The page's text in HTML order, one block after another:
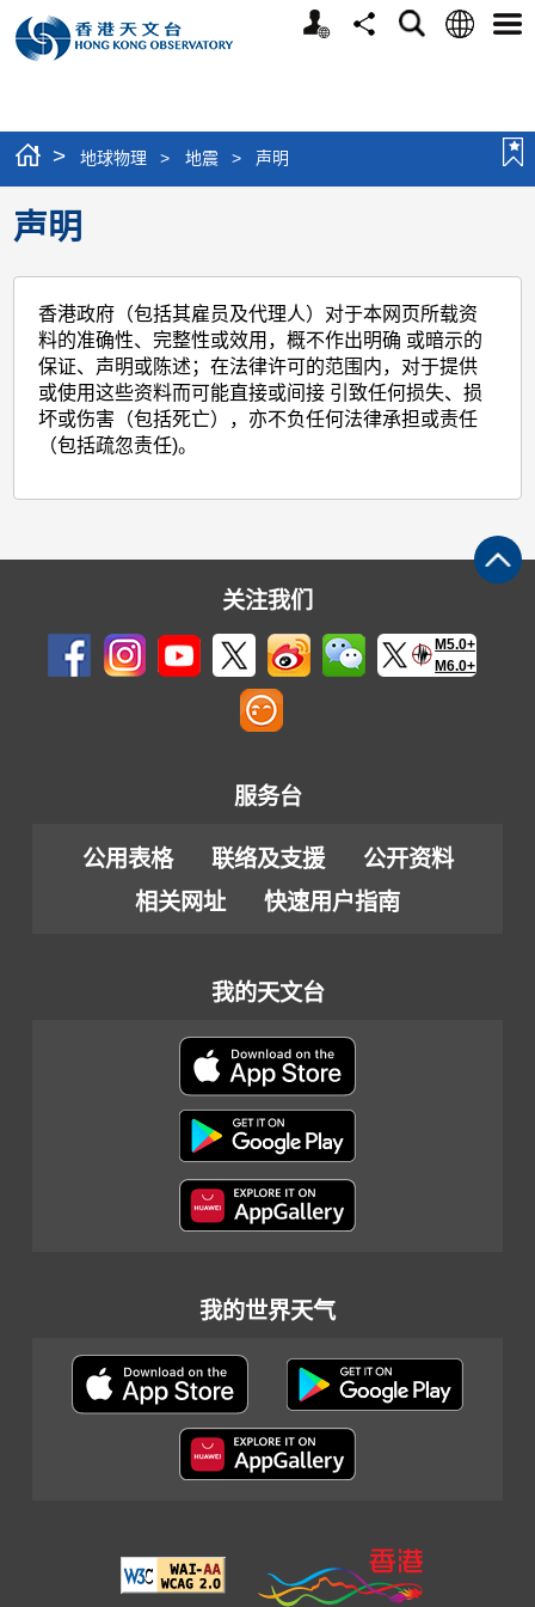
个
分
搜
语
选
> 地球物理 > 地震 > 声明
声明
香港政府（包括其雇员及代理人）对于本网页所载资
料的准确性、完整性或效用，概不作出明确 或暗示的
保证、声明或陈述；在法律许可的范围内，对于提供
或使用这些资料而可能直接或间接 引致任何损失、损
坏或伤害（包括死亡），亦不负任何法律承担或责任
（包括疏忽责任)。
关注我们
M5.0+
M6.0+
服务台
公用表格 联络及支援
公开资料
相关网址
快速用户指南
我的天文台
我的世界天气